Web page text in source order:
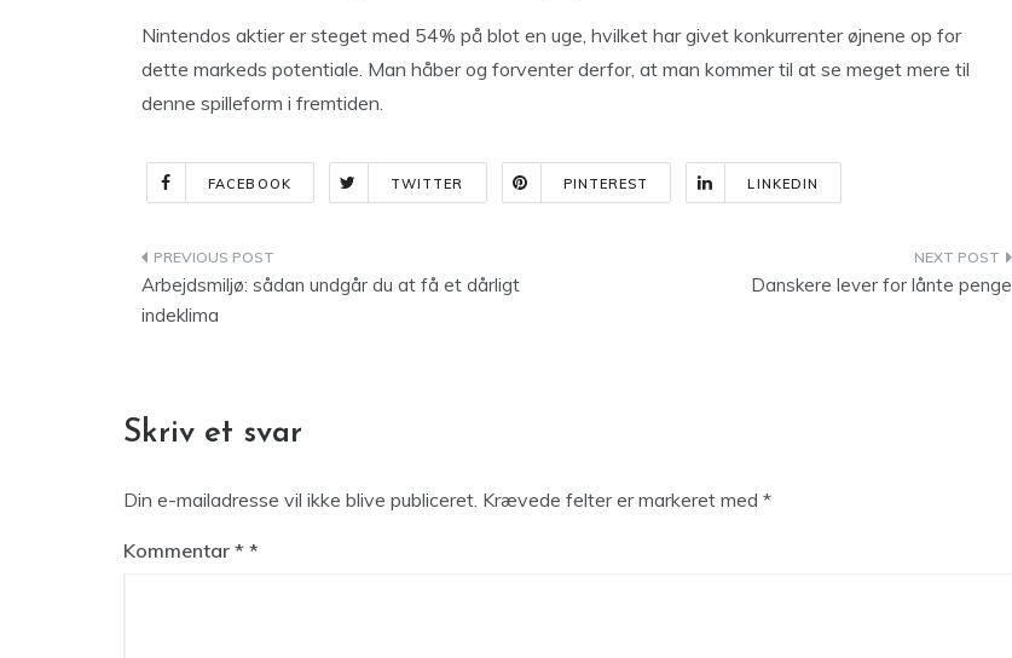
Nintendos aktier er steget med 54% på blot en uge, hvilket har givet konkurrenter øjnene op for
dette markeds potentiale. Man håber og forventer derfor, at man kommer til at se meget mere til
denne spilleform i fremtiden.
FACEBOOK TWITTER PINTEREST LINKEDIN
Indlægsnavigation
Arbejdsmiljø: sådan undgår du at få et dårligt
indeklima
Danskere lever for lånte penge
Skriv et svar
Din e-mailadresse vil ikke blive publiceret. Krævede felter er markeret med *
Kommentar *